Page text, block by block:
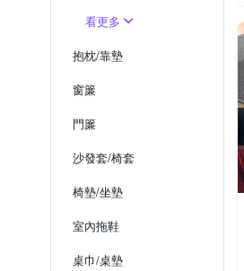
看更多
抱枕/靠墊
窗簾
門簾
沙發套/椅套
椅墊/坐墊
室內拖鞋
桌巾/桌墊